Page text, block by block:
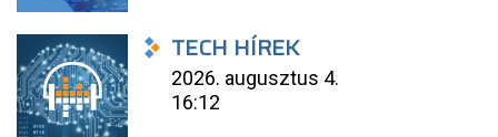
TECH HÍREK
2026. augusztus 4.
16:12